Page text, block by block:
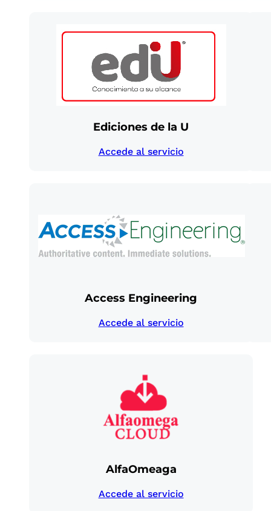
Ediciones de la U
Accede al servicio
Access Engineering
Accede al servicio
AlfaOmeaga
Accede al servicio